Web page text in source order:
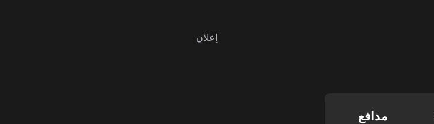
مدافع